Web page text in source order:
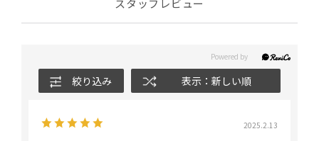
スタッフレビュー
絞り込み 表示：新しい順
2025.2.13